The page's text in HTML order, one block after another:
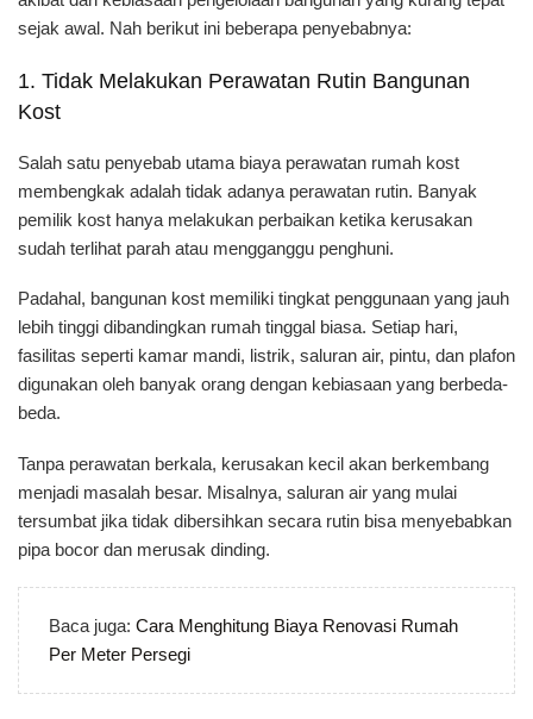
sejak awal. Nah berikut ini beberapa penyebabnya:
1. Tidak Melakukan Perawatan Rutin Bangunan
Kost
Salah satu penyebab utama biaya perawatan rumah kost
membengkak adalah tidak adanya perawatan rutin. Banyak
pemilik kost hanya melakukan perbaikan ketika kerusakan
sudah terlihat parah atau mengganggu penghuni.
Padahal, bangunan kost memiliki tingkat penggunaan yang jauh
lebih tinggi dibandingkan rumah tinggal biasa. Setiap hari,
fasilitas seperti kamar mandi, listrik, saluran air, pintu, dan plafon
digunakan oleh banyak orang dengan kebiasaan yang berbeda-
beda.
Tanpa perawatan berkala, kerusakan kecil akan berkembang
menjadi masalah besar. Misalnya, saluran air yang mulai
tersumbat jika tidak dibersihkan secara rutin bisa menyebabkan
pipa bocor dan merusak dinding.
Baca juga: Cara Menghitung Biaya Renovasi Rumah
Per Meter Persegi